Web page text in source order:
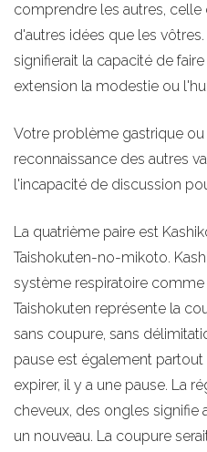
comprendre les autres,
d'autres idées que les
signifierait la capacité de
extension la modestie ou
Votre problème gastrique ou
reconnaissance des autres
l'incapacité de discussion
La quatrième paire est
Taishokuten-no-mikoto.
système respiratoire
Taishokuten représente la
sans coupure, sans
pause est également partout
expirer, il y a une pause. La
cheveux, des ongles signifie
un nouveau. La coupure